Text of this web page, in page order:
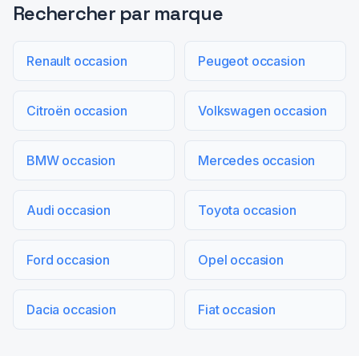
Rechercher par marque
Renault occasion Peugeot occasion
Citroën occasion Volkswagen occasion
BMW occasion Mercedes occasion
Audi occasion Toyota occasion
Ford occasion Opel occasion
Dacia occasion Fiat occasion